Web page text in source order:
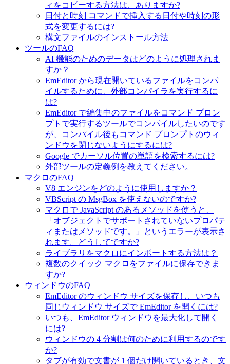
ィをコピーする方法は、ありますか?
日付と時刻 コマンドで挿入する日付や時刻の形
式を変更するには?
構文ファイルのインストール方法
ツールのFAQ
AI 機能のためのデータはどのように処理されま
すか？
EmEditor から現在開いているファイルをコンパ
イルするために、外部コンパイラを実行するに
は?
EmEditor で編集中のファイルをコマンド プロン
プトで実行するツールでコンパイルしたいのです
が、コンパイル後もコマンド プロンプトのウィ
ンドウを閉じないようにするには?
Google でカーソル位置の単語を検索するには?
外部ツールの定義例を教えてください。
マクロのFAQ
V8 エンジンをどのように使用しますか？
VBScript の MsgBox を使えないのですか?
マクロで JavaScript のあるメソッドを使うと、
「オブジェクトでサポートされていないプロパテ
ィまたはメソッドです。」というエラーが表示さ
れます。どうしてですか?
ライブラリをマクロにインポートする方法は？
複数のクイック マクロをファイルに保存できま
すか?
ウィンドウのFAQ
EmEditor のウィンドウ サイズを保存し、いつも
同じウィンドウ サイズで EmEditor を開くには?
いつも、EmEditor ウィンドウを最大化して開く
には?
ウィンドウの 4 分割は何のために利用するのです
か?
タブが有効で文書が 1 個だけ開いているとき、文